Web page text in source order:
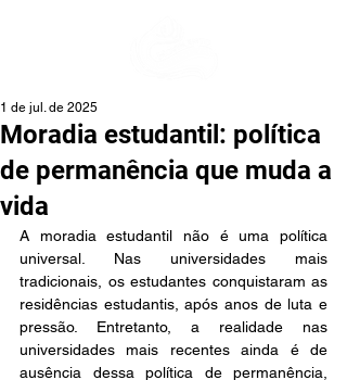
Moradia estudantil: política
de permanência que muda a
vida
1 de jul. de 2025
A moradia estudantil não é uma política
universal. Nas universidades mais
tradicionais, os estudantes conquistaram as
residências estudantis, após anos de luta e
pressão. Entretanto, a realidade nas
universidades mais recentes ainda é de
ausência dessa política de permanência,